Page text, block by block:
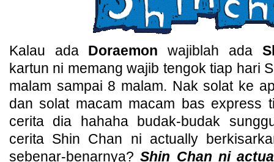
Kalau ada Doraemonwajiblah ada
kartun ni memang wajib tengok tiap hari
malam sampai 8 malam. Nak solat ke
dan solat macam macam bas express
cerita dia hahaha budak-budak
cerita Shin Chan ni actually
sebenar-benarnya? Shin Chan ni